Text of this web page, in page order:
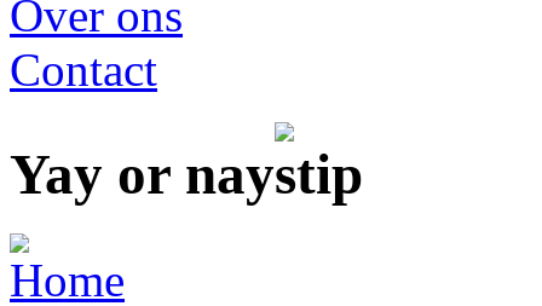
Over ons
Contact
Yay or nay